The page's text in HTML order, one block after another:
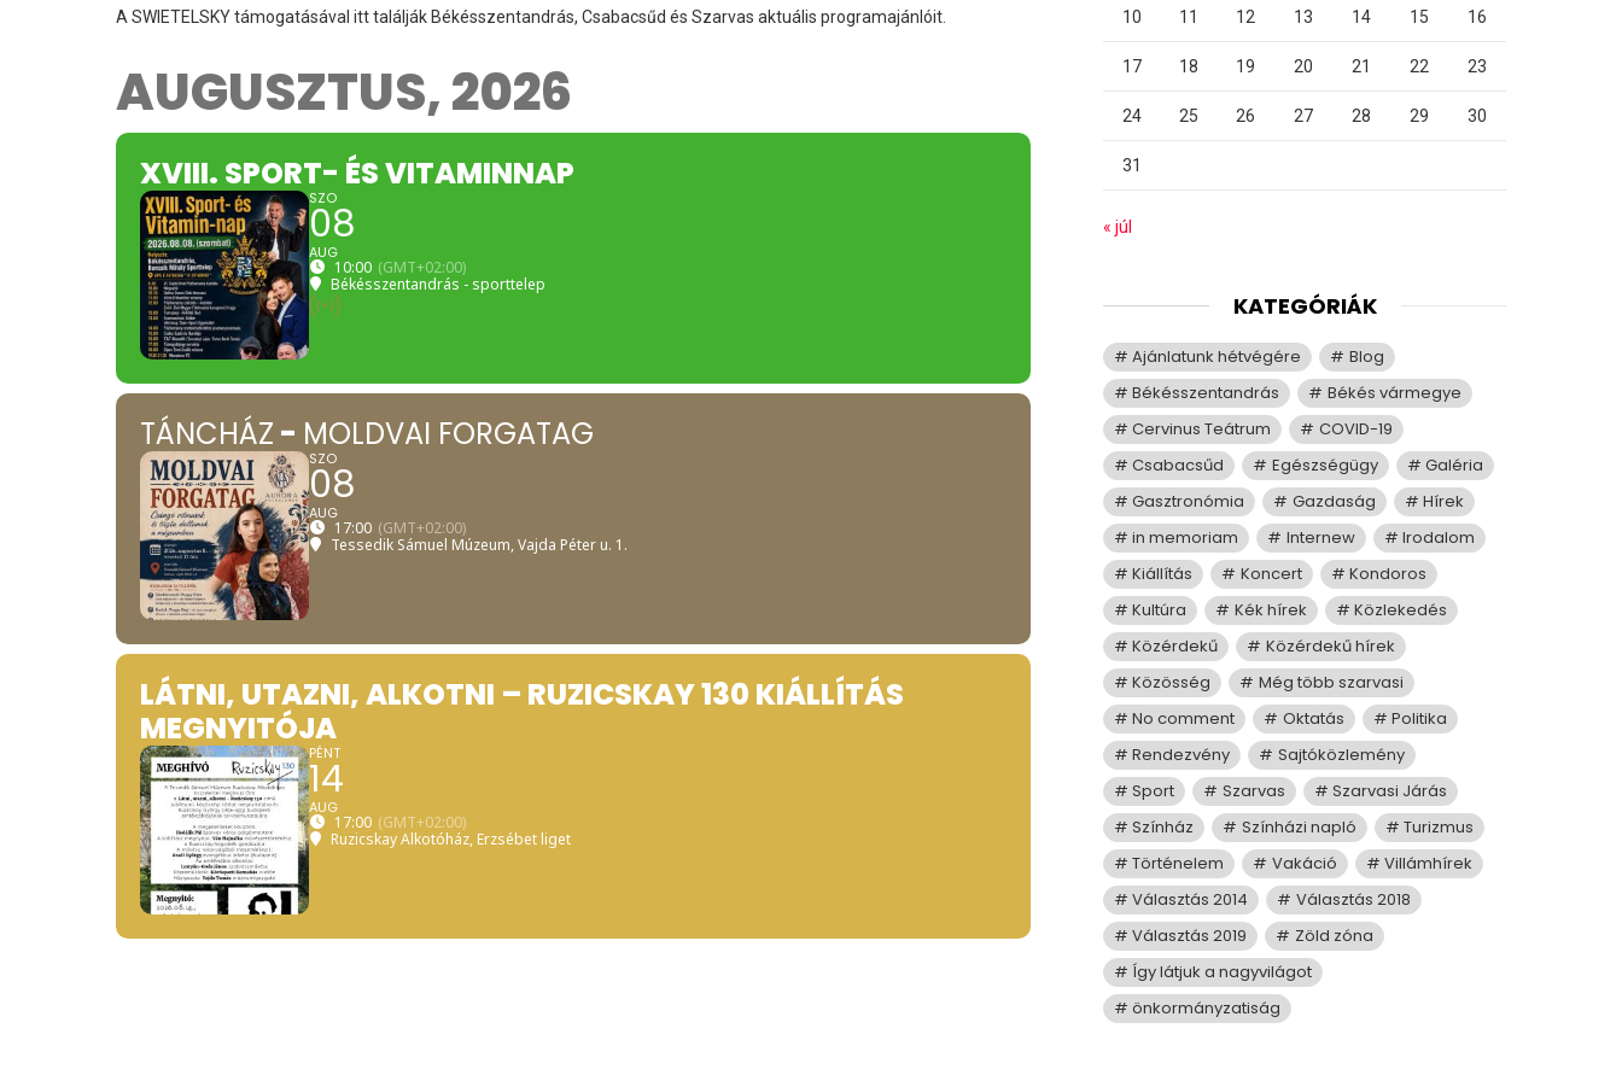
A SWIETELSKY támogatásával itt találják Békésszentandrás, Csabacsűd és Szarvas aktuális programajánlóit.
AUGUSZTUS, 2026
XVIII. SPORT- ÉS VITAMINNAP
SZO
08
AUG
10:00 (GMT+02:00)
Békésszentandrás - sporttelep
TÁNCHÁZ - MOLDVAI FORGATAG
SZO
08
AUG
17:00 (GMT+02:00)
Tessedik Sámuel Múzeum, Vajda Péter u. 1.
LÁTNI, UTAZNI, ALKOTNI – RUZICSKAY 130 KIÁLLÍTÁS
MEGNYITÓJA
PÉNT
14
AUG
17:00 (GMT+02:00)
Ruzicskay Alkotóház, Erzsébet liget
10 11 12 13 14 15 16
17 18 19 20 21 22 23
24 25 26 27 28 29 30
31
« júl
KATEGÓRIÁK
Ajánlatunk hétvégére
Blog
Békésszentandrás
Békés vármegye
Cervinus Teátrum
COVID-19
Csabacsűd
Egészségügy
Galéria
Gasztronómia
Gazdaság
Hírek
in memoriam
Internew
Irodalom
Kiállítás
Koncert
Kondoros
Kultúra
Kék hírek
Közlekedés
Közérdekű
Közérdekű hírek
Közösség
Még több szarvasi
No comment
Oktatás
Politika
Rendezvény
Sajtóközlemény
Sport
Szarvas
Szarvasi Járás
Színház
Színházi napló
Turizmus
Történelem
Vakáció
Villámhírek
Választás 2014
Választás 2018
Választás 2019
Zöld zóna
Így látjuk a nagyvilágot
önkormányzatiság